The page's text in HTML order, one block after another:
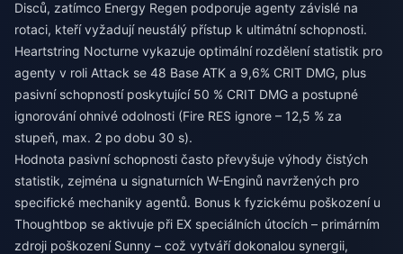
Disců, zatímco Energy Regen podporuje agenty závislé na
rotaci, kteří vyžadují neustálý přístup k ultimátní schopnosti.
Heartstring Nocturne vykazuje optimální rozdělení statistik pro
agenty v roli Attack se 48 Base ATK a 9,6% CRIT DMG, plus
pasivní schopností poskytující 50 % CRIT DMG a postupné
ignorování ohnivé odolnosti (Fire RES ignore – 12,5 % za
stupeň, max. 2 po dobu 30 s).
Hodnota pasivní schopnosti často převyšuje výhody čistých
statistik, zejména u signaturních W-Enginů navržených pro
specifické mechaniky agentů. Bonus k fyzickému poškození u
Thoughtbop se aktivuje při EX speciálních útocích – primárním
zdroji poškození Sunny – což vytváří dokonalou synergii,